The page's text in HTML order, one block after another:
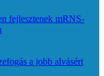
fejlesztenek mRNS-
a jobb alvásért